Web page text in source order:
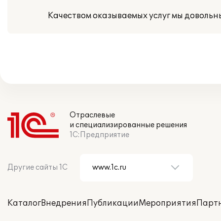
Качеством оказываемых услуг мы
Отраслевые
и специализированные решения
1С:Предприятие
Другие сайты 1С
КаталогВнедренияПубликацииМероприятия